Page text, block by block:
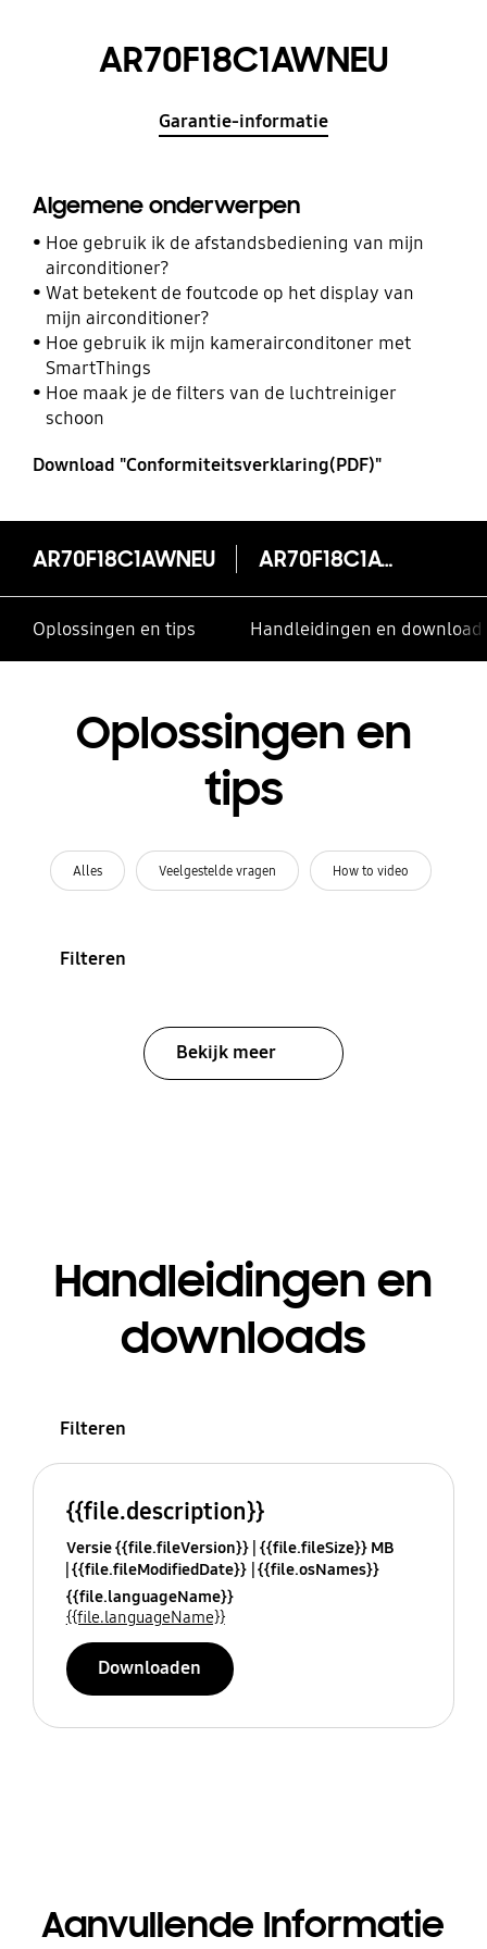
AR70F18C1AWNEU
Garantie-informatie
Algemene onderwerpen
Hoe gebruik ik de afstandsbediening van mijn
airconditioner?
Wat betekent de foutcode op het display van
mijn airconditioner?
Hoe gebruik ik mijn kamerairconditoner met
SmartThings
Hoe maak je de filters van de luchtreiniger
schoon
Download "Conformiteitsverklaring(PDF)"
AR70F18C1AWNEU AR70F18C1AWNEU
Oplossingen en tips Handleidingen en
Oplossingen en
tips
Alles Veelgestelde vragen How to video
Filteren
Bekijk meer
Handleidingen en
downloads
Filteren
{{file.description}}
Versie {{file.fileVersion}} {{file.fileSize}} MB
{{file.fileModifiedDate}} {{file.osNames}}
{{file.languageName}}
{{file.languageName}}
Downloaden
Aanvullende Informatie